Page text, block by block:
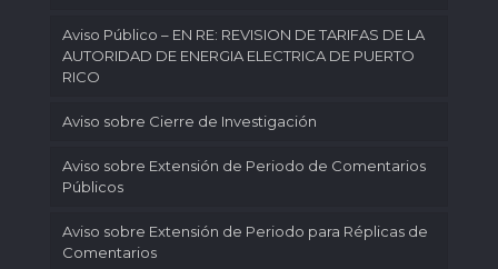
Aviso Público – EN RE: REVISION DE TARIFAS DE LA
AUTORIDAD DE ENERGIA ELECTRICA DE PUERTO
RICO
Aviso sobre Cierre de Investigación
Aviso sobre Extensión de Periodo de Comentarios
Públicos
Aviso sobre Extensión de Periodo para Réplicas de
Comentarios